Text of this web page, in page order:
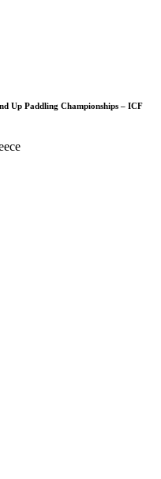
Up Paddling Championships – ICF